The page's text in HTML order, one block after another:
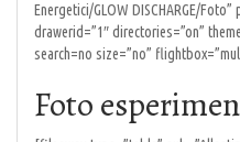
Energetici/GLOW DISCHARGE/
drawerid=”1″ directories=”on”
search=no size=”no”
Foto